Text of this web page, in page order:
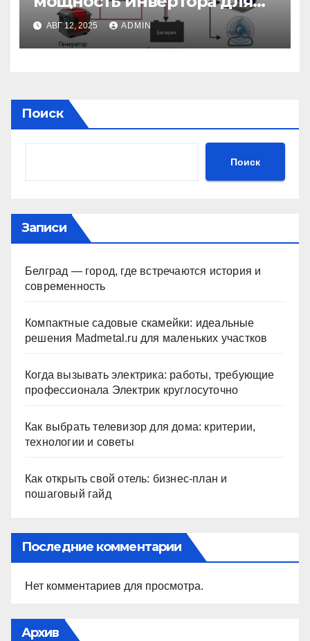
солнечной электростанции
АВГ 12, 2025 ADMIN
Поиск
Поиск
Записи
Белград — город, где встречаются история и
современность
Компактные садовые скамейки: идеальные
решения Madmetal.ru для маленьких участков
Когда вызывать электрика: работы, требующие
профессионала Электрик круглосуточно
Как выбрать телевизор для дома: критерии,
технологии и советы
Как открыть свой отель: бизнес-план и
пошаговый гайд
Последние комментарии
Нет комментариев для просмотра.
Архив